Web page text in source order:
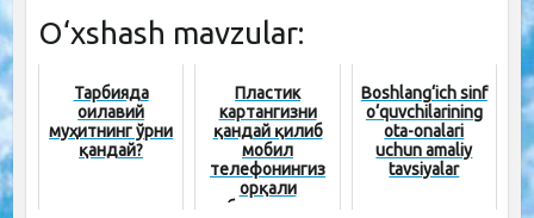
O‘xshash mavzular:
Тарбияда
оилавий
муҳитнинг ўрни
қандай?
Пластик
картангизни
қандай қилиб
мобил
телефонингиз
орқали
бошқариш
Boshlang‘ich sinf
o‘quvchilarining
ota-onalari
uchun amaliy
tavsiyalar